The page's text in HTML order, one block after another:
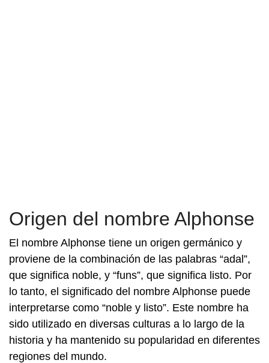
Origen del nombre Alphonse
El nombre Alphonse tiene un origen germánico y
proviene de la combinación de las palabras “adal”,
que significa noble, y “funs”, que significa listo. Por
lo tanto, el significado del nombre Alphonse puede
interpretarse como “noble y listo”. Este nombre ha
sido utilizado en diversas culturas a lo largo de la
historia y ha mantenido su popularidad en diferentes
regiones del mundo.